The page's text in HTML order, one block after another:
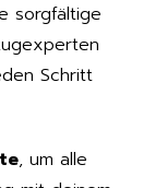
sorgfältige
Schritt
, um alle